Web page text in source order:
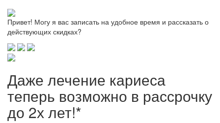
Привет! Могу я вас записать на удобное время и рассказать о
действующих скидках?
Даже лечение кариеса
теперь возможно в рассрочку
до 2х лет!*